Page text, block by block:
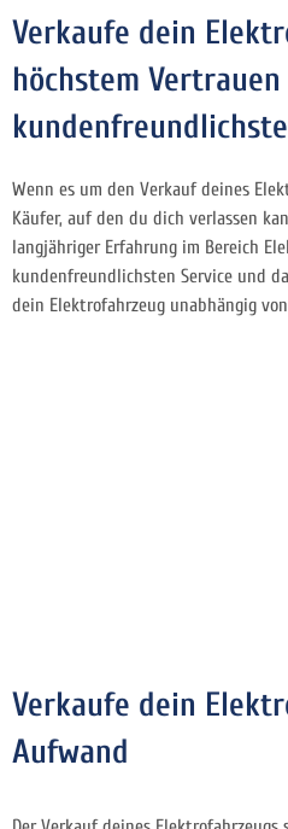
Verkaufe dein
höchstem Vertrauen
Wenn es um den Verkauf deines
Käufer, auf den du dich verlassen
langjähriger Erfahrung im Bereich
kundenfreundlichsten Service und
dein Elektrofahrzeug unabhängig
Verkaufe dein
Aufwand